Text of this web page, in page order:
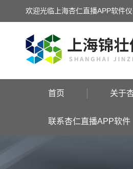
欢迎光临上海杏仁直播APP软
首页 关于
联系杏仁直播APP软件